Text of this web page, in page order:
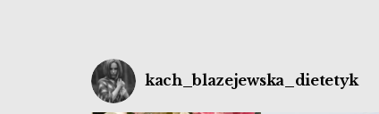
kach_blazejewska_dietetyk